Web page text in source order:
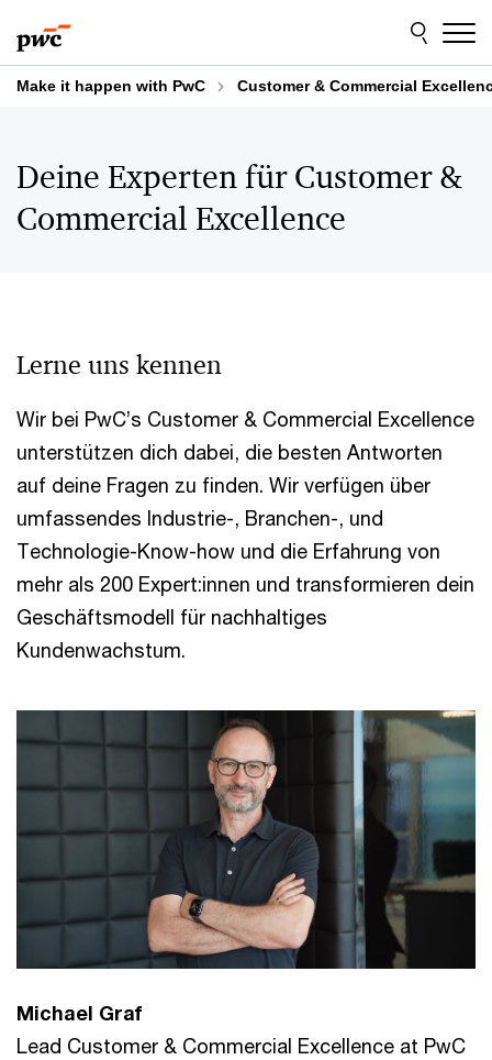
to
content
to
footer
Make it happen with PwC Customer & Commercial
Deine Experten für Customer &
Commercial Excellence
Lerne uns kennen
Wir bei PwC’s Customer & Commercial Excellence
unterstützen dich dabei, die besten Antworten
auf deine Fragen zu finden. Wir verfügen über
umfassendes Industrie-, Branchen-, und
Technologie-Know-how und die Erfahrung von
mehr als 200 Expert:innen und transformieren dein
Geschäftsmodell für nachhaltiges
Kundenwachstum.
Michael Graf
Lead Customer & Commercial Excellence at PwC